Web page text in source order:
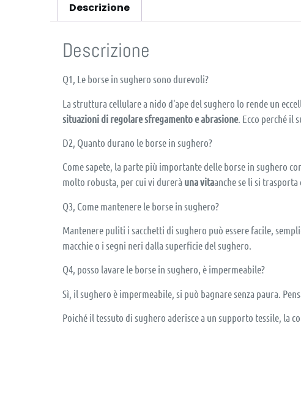
Descrizione
Descrizione
Q1, Le borse in sughero sono durevoli?
La struttura cellulare a nido d'ape del sughero lo rende un
situazioni di regolare sfregamento e abrasione. Ecco perché il
D2, Quanto durano le borse in sughero?
Come sapete, la parte più importante delle borse in sughero
molto robusta, per cui vi durerà una vitaanche se li si
Q3, Come mantenere le borse in sughero?
Mantenere puliti i sacchetti di sughero può essere facile,
macchie o i segni neri dalla superficie del sughero.
Q4, posso lavare le borse in sughero, è impermeabile?
Sì, il sughero è impermeabile, si può bagnare senza paura.
Poiché il tessuto di sughero aderisce a un supporto tessile, la